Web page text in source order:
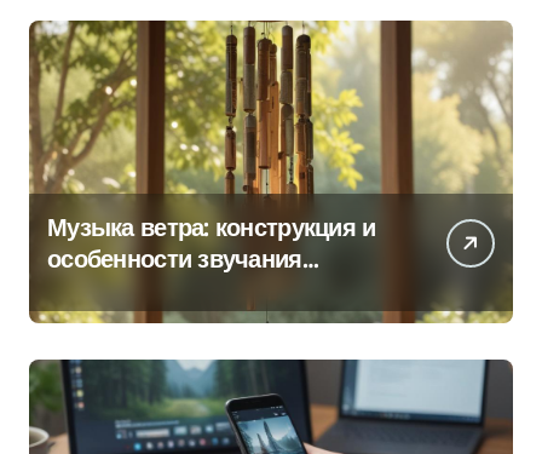
Музыка ветра: конструкция и
особенности звучания